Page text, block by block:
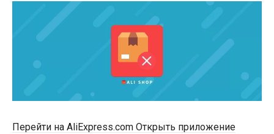
Перейти на AliExpress.com Открыть приложение